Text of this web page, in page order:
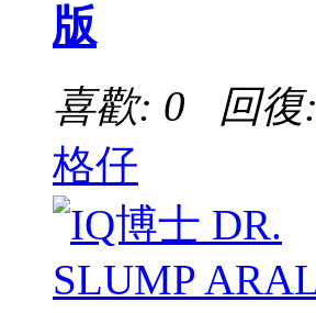
版
喜歡: 0 回復:
格仔